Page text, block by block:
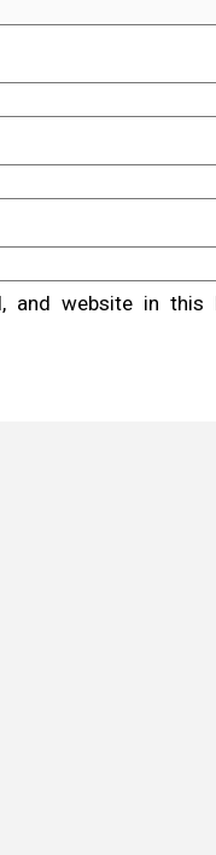
and website in